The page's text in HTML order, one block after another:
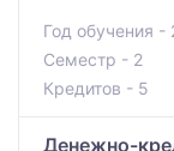
Год обучения -
Семестр - 2
Кредитов - 5
Денежно-